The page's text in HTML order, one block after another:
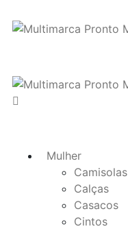
Mulher
Camisolas
Calças
Casacos
Cintos